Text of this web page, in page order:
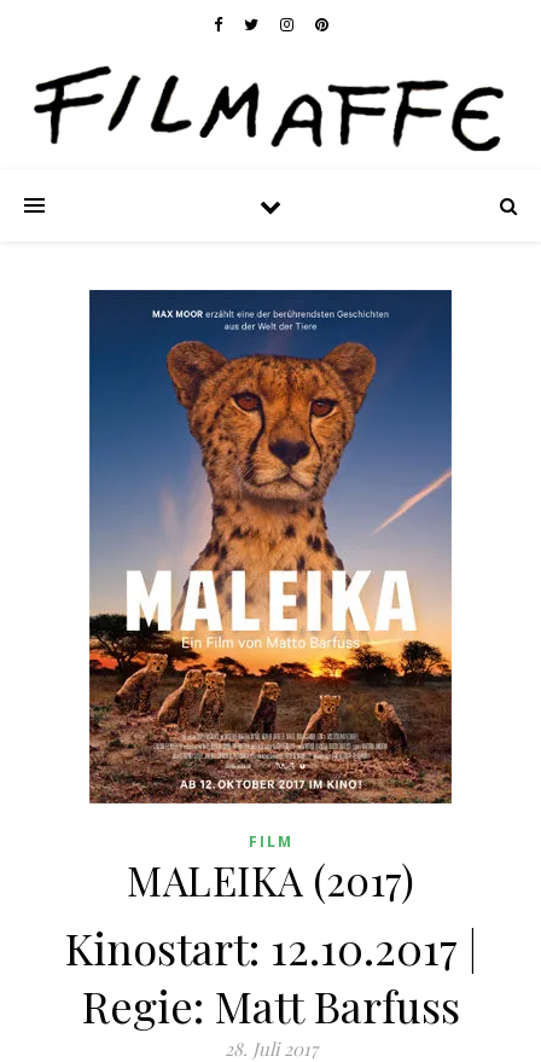
FILM
MALEIKA (2017)
Kinostart: 12.10.2017 |
Regie: Matt Barfuss
28. Juli 2017